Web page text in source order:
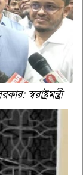
স্বরাষ্ট্রমন্ত্রী